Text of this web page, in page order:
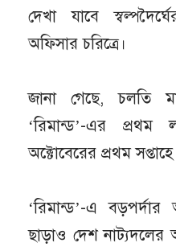
দেখা যাবে
অফিসার চরিত্রে।
জানা গেছে, চলতি
‘রিমান্ড’-এর
অক্টোবেরের প্রথম
‘রিমান্ড’-এ
ছাড়াও দেশ